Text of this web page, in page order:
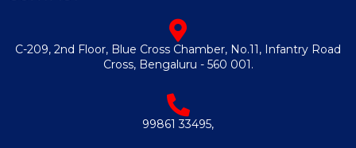
C-209, 2nd Floor, Blue Cross Chamber, No.11, Infantry Road
Cross, Bengaluru - 560 001.
99861 33495,